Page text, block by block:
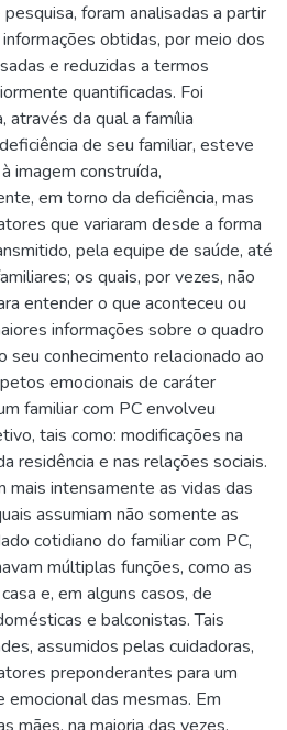
foram analisadas a partir
obtidas, por meio dos
e reduzidas a termos
quantificadas. Foi
através da qual a família
de seu familiar, esteve
imagem construída,
em torno da deficiência, mas
que variaram desde a forma
pela equipe de saúde, até
os quais, por vezes, não
entender o que aconteceu ou
informações sobre o quadro
seu conhecimento relacionado ao
emocionais de caráter
familiar com PC envolveu
tais como: modificações na
residência e nas relações sociais.
mais intensamente as vidas das
assumiam não somente as
cotidiano do familiar com PC,
múltiplas funções, como as
e, em alguns casos, de
e balconistas. Tais
assumidos pelas cuidadoras,
preponderantes para um
das mesmas. Em